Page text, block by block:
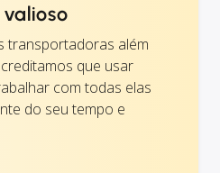
transportadoras além
que usar
com todas elas
do seu tempo e